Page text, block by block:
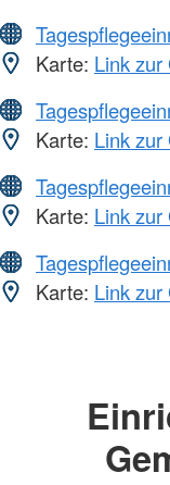
Karte: Link zur
Karte: Link zur
Karte: Link zur
Karte: Link zur